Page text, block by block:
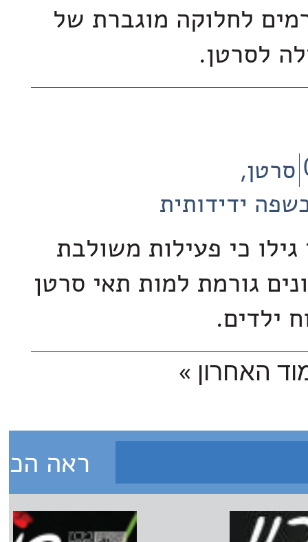
לחלוקה מוגברת של
לסרטן.
סרטן
ידידותית
גילו כי פעילות משולבת
גורמת למות תאי סרטן
ילדים.
האחרון »
ראה